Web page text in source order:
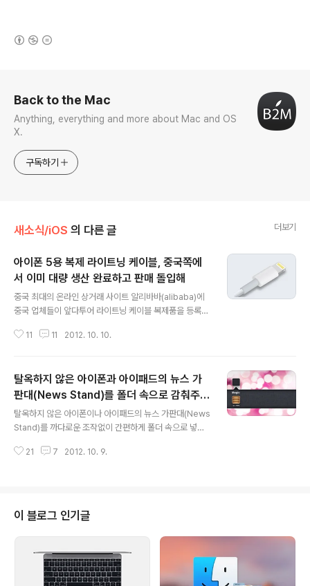
Back to the Mac
Anything, everything and more about Mac and OS
X.
구독하기
새소식/iOS 의 다른 글 더보기
아이폰 5용 복제 라이트닝 케이블, 중국쪽에
서 이미 대량 생산 완료하고 판매 돌입해
중국 최대의 온라인 상거래 사이트 알리바바(alibaba)에
중국 업체들이 앞다투어 라이트닝 케이블 복제품을 등록하
큰 차이가 없어보이는데, 이 제품들이 애플로부터 인증받
다.카피 제품을 만개 단위로 구매시 미화 0.1불(110원) 수
준, 천개 단위로 구매시 1~10불 수준 밖에 되지 않아 향후
시장에 저렴한 카피 제품을 봇물터지듯 쏟아질 것으로 보
입니다. 현재 애플 정품 케이블의 가격은 개당 19불(국내 2
6,000원)로 애플스토어를 통해서만 구매할 수 있습니다.
또 일부 셀러는 케이블을 개별 판매하기 시작했는데 가격
11 11 2012. 10. 10.
탈옥하지 않은 아이폰과 아이패드의 뉴스 가
판대(News Stand)를 폴더 속으로 감춰주는
맥용 프로그램 등장
탈옥하지 않은 아이폰이나 아이패드의 뉴스 가판대(News
Stand)를 까다로운 조작없이 간편하게 폴더 속으로 넣어
용) 다운로드 링크 사용 방법1. 위 링크에서 받은 StifleSta
만들어 지면서 뉴스 가판대가 그 속으로 들어가 있는 것을
확인할 수 있습니다. 3. 이후 폴더에 자주 사용하지 않는 어
플을 넣어 아이폰/아이패드 홈화면을 정리할 수 있습니다.
4. 이렇게 정리된 Magic 폴더는 아이폰/아이패드를 다시
시작하거나 아이튠즈와 동기화 하더라도 폴더가..
21 7 2012. 10. 9.
이 블로그 인기글